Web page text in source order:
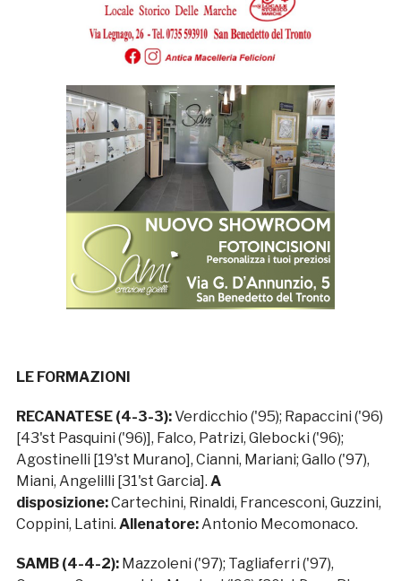
LE FORMAZIONI
RECANATESE (4-3-3):Verdicchio ('95); Rapaccini ('96)
[43'st Pasquini ('96)], Falco, Patrizi, Glebocki ('96);
Agostinelli [19'st Murano], Cianni, Mariani; Gallo ('97),
Miani, Angelilli [31'st Garcia]. A
disposizione:Cartechini, Rinaldi, Francesconi, Guzzini,
Coppini, Latini. Allenatore:Antonio Mecomonaco.
SAMB (4-4-2): Mazzoleni ('97); Tagliaferri ('97),